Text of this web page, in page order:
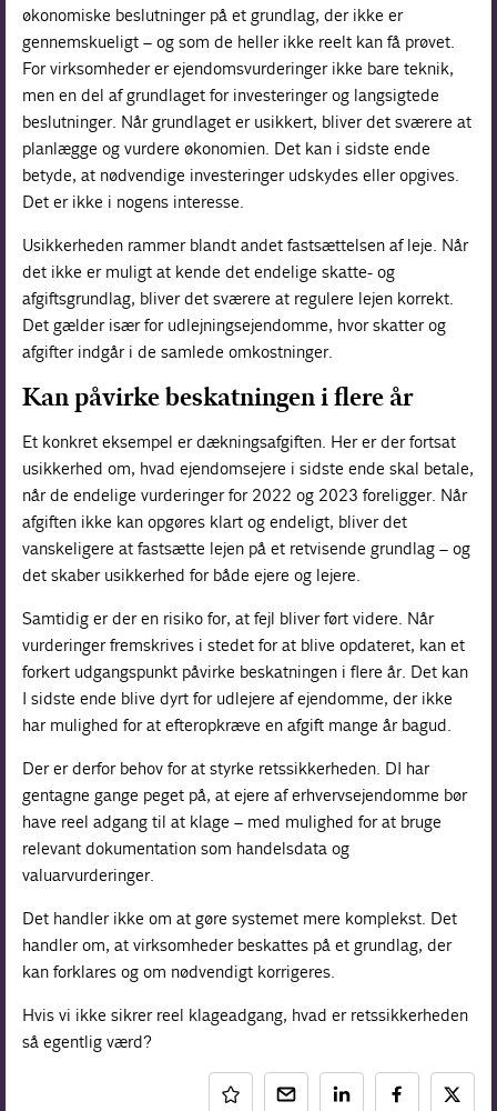
økonomiske beslutninger på et grundlag, der ikke er
gennemskueligt – og som de heller ikke reelt kan få prøvet.
For virksomheder er ejendomsvurderinger ikke bare teknik,
men en del af grundlaget for investeringer og langsigtede
beslutninger. Når grundlaget er usikkert, bliver det sværere at
planlægge og vurdere økonomien. Det kan i sidste ende
betyde, at nødvendige investeringer udskydes eller opgives.
Det er ikke i nogens interesse.
Usikkerheden rammer blandt andet fastsættelsen af leje. Når
det ikke er muligt at kende det endelige skatte- og
afgiftsgrundlag, bliver det sværere at regulere lejen korrekt.
Det gælder især for udlejningsejendomme, hvor skatter og
afgifter indgår i de samlede omkostninger.
Kan påvirke beskatningen i flere år
Et konkret eksempel er dækningsafgiften. Her er der fortsat
usikkerhed om, hvad ejendomsejere i sidste ende skal betale,
når de endelige vurderinger for 2022 og 2023 foreligger. Når
afgiften ikke kan opgøres klart og endeligt, bliver det
vanskeligere at fastsætte lejen på et retvisende grundlag – og
det skaber usikkerhed for både ejere og lejere.
Samtidig er der en risiko for, at fejl bliver ført videre. Når
vurderinger fremskrives i stedet for at blive opdateret, kan et
forkert udgangspunkt påvirke beskatningen i flere år. Det kan
I sidste ende blive dyrt for udlejere af ejendomme, der ikke
har mulighed for at efteropkræve en afgift mange år bagud.
Der er derfor behov for at styrke retssikkerheden. DI har
gentagne gange peget på, at ejere af erhvervsejendomme bør
have reel adgang til at klage – med mulighed for at bruge
relevant dokumentation som handelsdata og
valuarvurderinger.
Det handler ikke om at gøre systemet mere komplekst. Det
handler om, at virksomheder beskattes på et grundlag, der
kan forklares og om nødvendigt korrigeres.
Hvis vi ikke sikrer reel klageadgang, hvad er retssikkerheden
så egentlig værd?